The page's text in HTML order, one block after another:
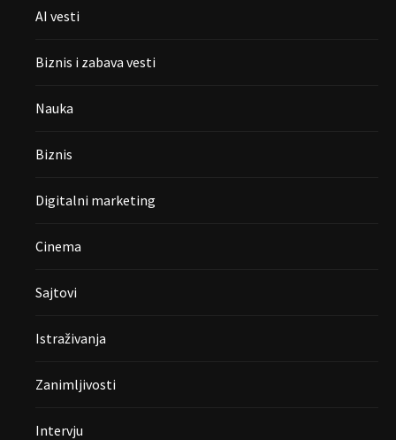
AI vesti
Biznis i zabava vesti
Nauka
Biznis
Digitalni marketing
Cinema
Sajtovi
Istraživanja
Zanimljivosti
Intervju